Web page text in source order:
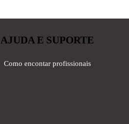
AJUDA E SUPORTE
Como encontar profissionais